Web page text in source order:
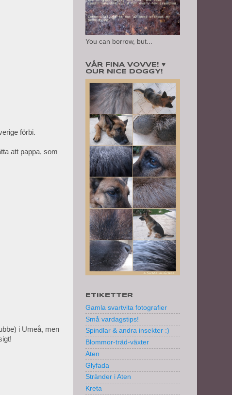
förbi.
att pappa, som
i Umeå, men
You can borrow, but...
VÅR FINA VOVVE! ♥
OUR NICE DOGGY!
ETIKETTER
Gamla svartvita fotografier
Små vardagstips!
Spindlar & andra insekter :)
Blommor-träd-växter
Aten
Glyfada
Stränder i Aten
Kreta